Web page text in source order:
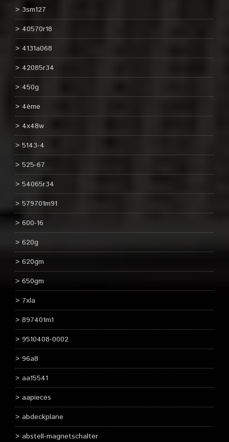
3sm127
40570r18
4131a068
42085r34
450g
4ème
4x48w
5143-4
525-67
54065r34
579701m91
600-16
620g
620gm
650gm
7xla
897401m1
9510408-0002
96a8
aa15541
aapieces
abdeckplane
abstell-magnetschalter